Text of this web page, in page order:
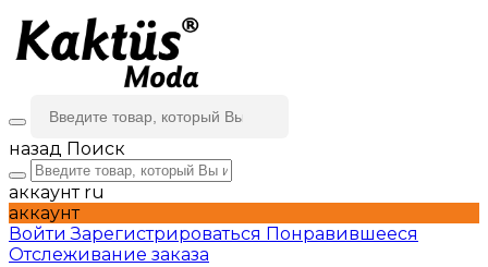
назад Поиск
аккаунт ru
аккаунт
ВойтиЗарегистрироваться Понравившееся
Отслеживание заказа